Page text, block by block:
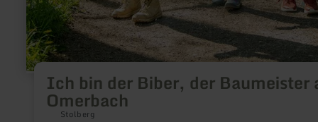
Ich bin der Biber, der Baumeister
Omerbach
Stolberg